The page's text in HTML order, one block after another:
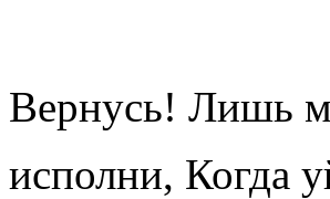
Вернусь! Лишь
исполни, Когда